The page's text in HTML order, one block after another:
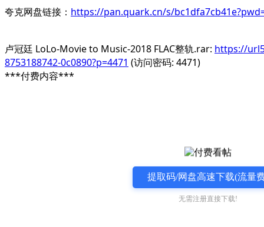
夸克网盘链接： https://pan.quark.cn/s/
卢冠廷 LoLo-Movie to Music-2018 FLAC整轨.rar: https://
8753188742-0c0890?p=4471 (访问密码: 4471)
***付费内容***
提取码/网盘高速下载(流量
无需注册直接下载!